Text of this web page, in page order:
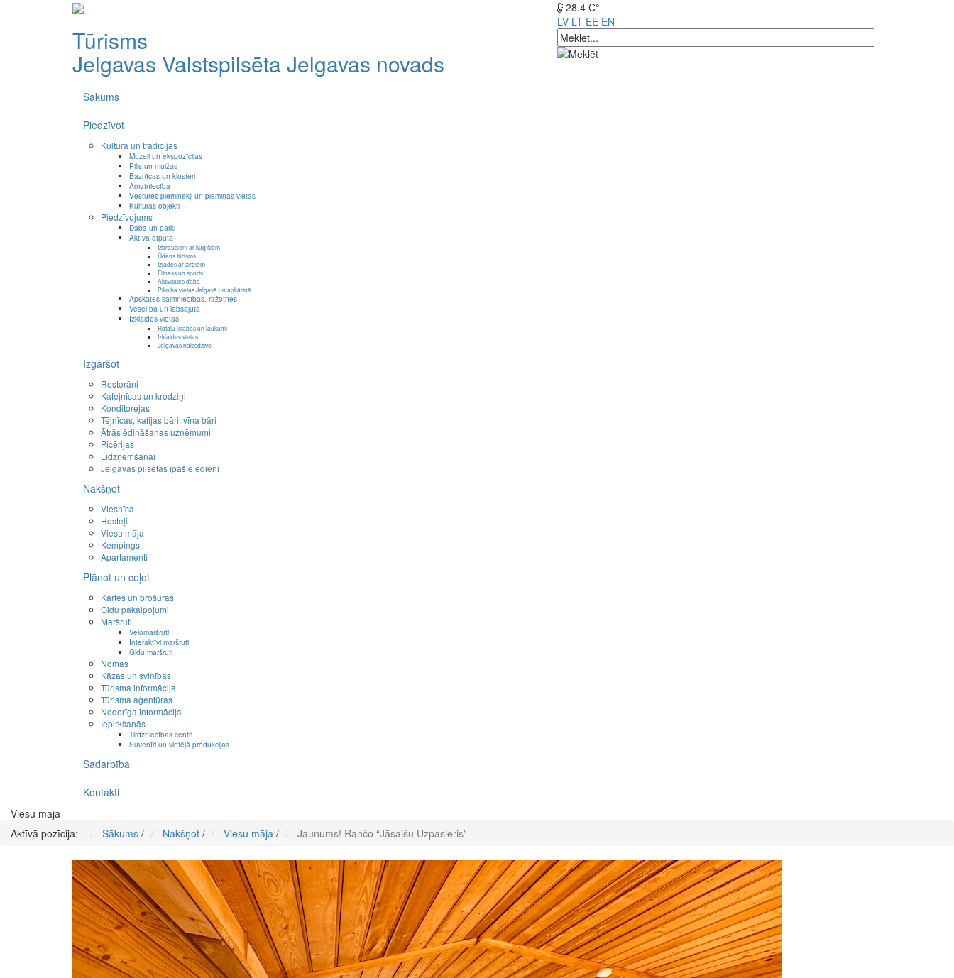
Tūrisms
Jelgavas Valstspilsēta Jelgavas novads
28.4 C°
LV LT EE EN
Sākums
Piedzīvot
Kultūra un tradīcijas
Muzeji un ekspozīcijas
Pilis un muižas
Baznīcas un klosteri
Amatniecība
Vēstures pieminekļi un piemiņas vietas
Kultūras objekti
Piedzīvojums
Daba un parki
Aktīvā atpūta
Izbraucieni ar kuģīšiem
Ūdens tūrisms
Izjādes ar zirgiem
Fitness un sports
Aktivitātes dabā
Piknika vietas Jelgavā un apkārtnē
Apskates saimniecības, ražotnes
Veselība un labsajūta
Izklaides vietas
Rotaļu istabas un laukumi
Izklaides vietas
Jelgavas naktsdzīve
Izgaršot
Restorāni
Kafejnīcas un krodziņi
Konditorejas
Tējnīcas, kafijas bāri, vīna bāri
Ātrās ēdināšanas uzņēmumi
Picērijas
Līdzņemšanai
Jelgavas pilsētas īpašie ēdieni
Nakšņot
Viesnīca
Hosteļi
Viesu māja
Kempings
Apartamenti
Plānot un ceļot
Kartes un brošūras
Gidu pakalpojumi
Maršruti
Velomaršruti
Interaktīvi maršruti
Gidu maršruti
Nomas
Kāzas un svinības
Tūrisma informācija
Tūrisma aģentūras
Noderīga informācija
Iepirkšanās
Tirdzniecības centri
Suvenīri un vietējā produkcijas
Sadarbība
Kontakti
Viesu māja
Aktīvā pozīcija:
Sākums / Nakšņot / Viesu māja / Jaunums! Rančo “Jāsaišu Uzpasieris”